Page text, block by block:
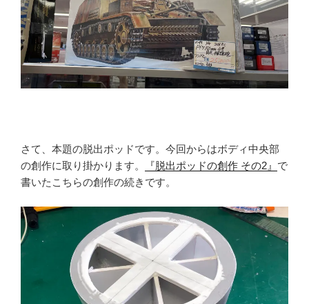
さて、本題の脱出ポッドです。今回からはボディ中央部
の創作に取り掛かります。
『脱出ポッドの創作 その2』 で
書いたこちらの創作の続きです。